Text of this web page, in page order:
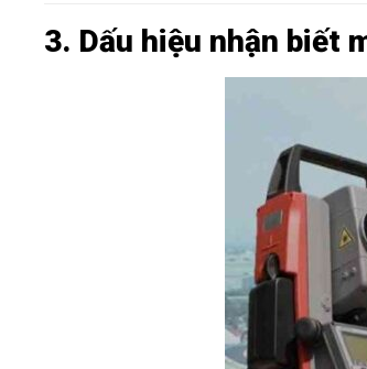
3. Dấu hiệu nhận biết